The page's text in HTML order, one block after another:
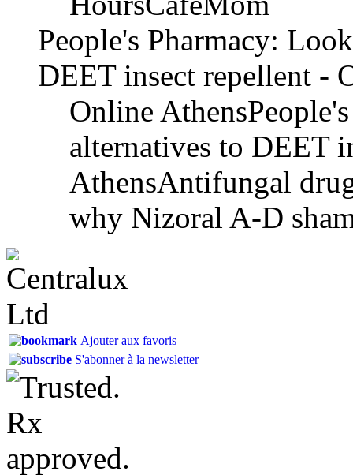
People's Pharmacy:
DEET insect repellent -
Online
alternatives to DEET
AthensAntifungal
why Nizoral A-D
Ajouter aux favoris
S'abonner à la newsletter